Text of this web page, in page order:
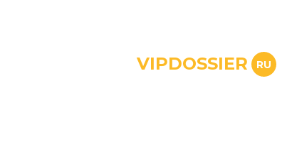
VIPDOSSIER RU